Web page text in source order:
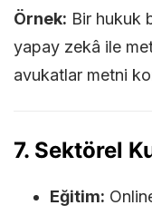
Örnek: Bir hukuk
yapay zekâ ile
avukatlar metni
7. Sektörel
Eğitim: